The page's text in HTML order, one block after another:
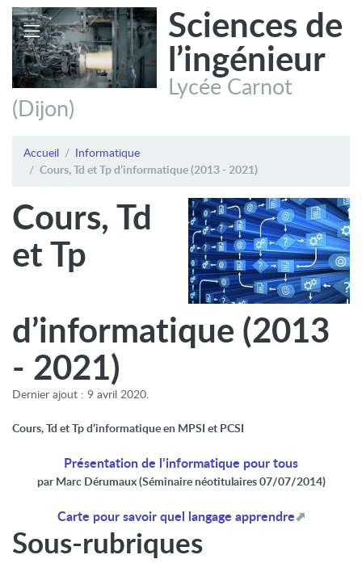
Sciences de
l’ingénieur
Lycée Carnot
(Dijon)
Accueil
Informatique
Cours, Td et Tp d’informatique (2013 - 2021)
Cours, Td
et Tp
d’informatique (2013
- 2021)
Dernier ajout : 9 avril 2020.
Cours, Td et Tp d’informatique en MPSI et PCSI
Présentation de l’informatique pour tous
par Marc Dérumaux (Séminaire néotitulaires 07/07/2014)
Carte pour savoir quel langage apprendre
Sous-rubriques